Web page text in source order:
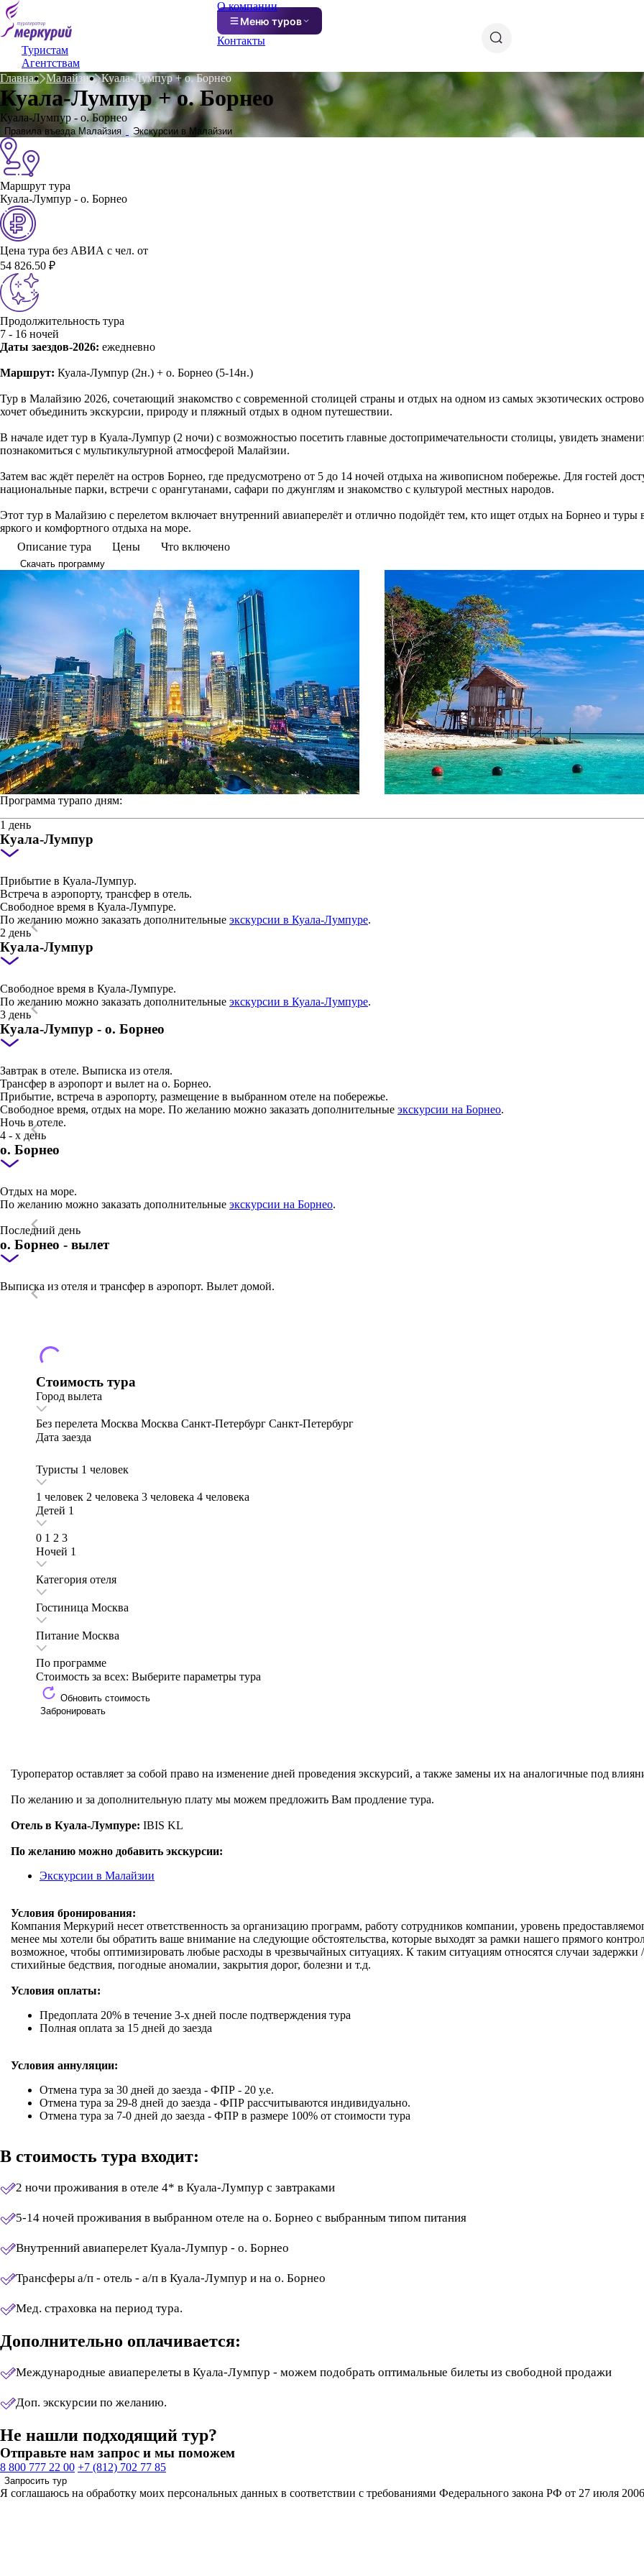
Туристам
Агентствам
О компании
Меню туров
Контакты
Главная Малайзия Куала-Лумпур + о. Борнео
Куала-Лумпур + о. Борнео
Куала-Лумпур - о. Борнео
Правила въезда Малайзия Экскурсии в Малайзии
Маршрут тура
Куала-Лумпур - о. Борнео
Цена тура без АВИА с чел. от
54 826.50 ₽
Продолжительность тура
7 - 16 ночей
Даты заездов-2026: ежедневно
Маршрут: Куала-Лумпур (2н.) + о. Борнео (5-14н.)
Тур в Малайзию 2026, сочетающий знакомство с современной столицей страны и отдых на одном из самых экзотических
хочет объединить экскурсии, природу и пляжный отдых в одном путешествии.
В начале идет тур в Куала-Лумпур (2 ночи) с возможностью посетить главные достопримечательности столицы, увидеть
познакомиться с мультикультурной атмосферой Малайзии.
Затем вас ждёт перелёт на остров Борнео, где предусмотрено от 5 до 14 ночей отдыха на живописном побережье. Для гостей
национальные парки, встречи с орангутанами, сафари по джунглям и знакомство с культурой местных народов.
Этот тур в Малайзию с перелетом включает внутренний авиаперелёт и отлично подойдёт тем, кто ищет отдых на Борнео и
яркого и комфортного отдыха на море.
Описание тура
Цены Что включено
Скачать программу
Программа турапо дням:
1 день
Куала-Лумпур
Прибытие в Куала-Лумпур.
Встреча в аэропорту, трансфер в отель.
Свободное время в Куала-Лумпуре.
По желанию можно заказать дополнительные экскурсии в Куала-Лумпуре.
2 день
Куала-Лумпур
Свободное время в Куала-Лумпуре.
По желанию можно заказать дополнительные экскурсии в Куала-Лумпуре.
3 день
Куала-Лумпур - о. Борнео
Завтрак в отеле. Выписка из отеля.
Трансфер в аэропорт и вылет на о. Борнео.
Прибытие, встреча в аэропорту, размещение в выбранном отеле на побережье.
Свободное время, отдых на море. По желанию можно заказать дополнительные экскурсии на Борнео.
Ночь в отеле.
4 - х день
о. Борнео
Отдых на море.
По желанию можно заказать дополнительные экскурсии на Борнео.
Последний день
о. Борнео - вылет
Выписка из отеля и трансфер в аэропорт. Вылет домой.
Стоимость тура
Город вылета
Без перелета Москва Москва Санкт-Петербург Санкт-Петербург
Дата заезда
Туристы 1 человек
1 человек 2 человека 3 человека 4 человека
Детей 1
0 1 2 3
Ночей 1
Категория отеля
Гостиница Москва
Питание Москва
По программе
Стоимость за всех: Выберите параметры тура
Обновить стоимость
Забронировать
Туроператор оставляет за собой право на изменение дней проведения экскурсий, а также замены их на аналогичные под
По желанию и за дополнительную плату мы можем предложить Вам продление тура.
Отель в Куала-Лумпуре: IBIS KL
По желанию можно добавить экскурсии:
Экскурсии в Малайзии
Условия бронирования:
Компания Меркурий несет ответственность за организацию программ, работу сотрудников компании, уровень
менее мы хотели бы обратить ваше внимание на следующие обстоятельства, которые выходят за рамки нашего прямого
возможное, чтобы оптимизировать любые расходы в чрезвычайных ситуациях. К таким ситуациям относятся случаи
стихийные бедствия, погодные аномалии, закрытия дорог, болезни и т.д.
Условия оплаты:
Предоплата 20% в течение 3-х дней после подтверждения тура
Полная оплата за 15 дней до заезда
Условия аннуляции:
Отмена тура за 30 дней до заезда - ФПР - 20 у.е.
Отмена тура за 29-8 дней до заезда - ФПР рассчитываются индивидуально.
Отмена тура за 7-0 дней до заезда - ФПР в размере 100% от стоимости тура
В стоимость тура входит:
2 ночи проживания в отеле 4* в Куала-Лумпур с завтраками
5-14 ночей проживания в выбранном отеле на о. Борнео с выбранным типом питания
Внутренний авиаперелет Куала-Лумпур - о. Борнео
Трансферы а/п - отель - а/п в Куала-Лумпур и на о. Борнео
Мед. страховка на период тура.
Дополнительно оплачивается:
Международные авиаперелеты в Куала-Лумпур - можем подобрать оптимальные билеты из свободной продажи
Доп. экскурсии по желанию.
Не нашли подходящий тур?
Отправьте нам запрос и мы поможем
8 800 777 22 00 +7 (812) 702 77 85
Запросить тур
Я соглашаюсь на обработку моих персональных данных в соответствии с требованиями Федерального закона РФ от 27 июля